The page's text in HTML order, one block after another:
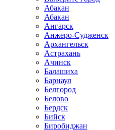
Абакан
Абакан
Ангарск
Анжеро-Судженск
Архангельск
Астрахань
Ачинск
Балашиха
Барнаул
Белгород
Белово
Бердск
Бийск
Биробиджан